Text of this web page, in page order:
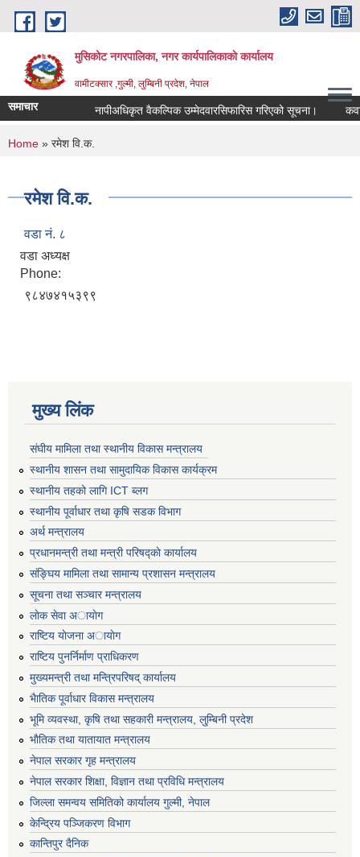
Skip to main content
मुसिकोट नगरपालिका, नगर कार्यपालिकाकाे कार्यालय
वामीटक्सार ,गुल्मी, लुम्बिनी प्रदेश, नेपाल
समाचार नापीअधिकृत वैकल्पिक उम्मेदवारसिफारिस गरिएको सूचना। कवाडी
You are here
Home » रमेश वि.क.
रमेश वि.क.
वडा नं. ८
वडा अध्यक्ष
Phone:
९८४७४१५३९९
मुख्य लिंक
संघीय मामिला तथा स्थानीय विकास मन्त्रालय
स्थानीय शासन तथा सामुदायिक विकास कार्यक्रम
स्थानीय तहको लागि ICT ब्लग
स्थानीय पूर्वाधार तथा कृषि सडक विभाग
अर्थ मन्त्रालय
प्रधानमन्त्री तथा मन्त्री परिषद्काे कार्यालय
संङ्घिय मामिला तथा सामान्य प्रशासन मन्त्रालय
सूचना तथा सञ्चार मन्त्रालय
लाेक सेवा अायाेग
राष्टिय याेजना अायाेग
राष्टिय पुनर्निर्माण प्राधिकरण
मुख्यमन्त्री तथा मन्त्रिपरिषद् कार्यालय
भैातिक पूर्वाधार विकास मन्त्रालय
भूमि व्यवस्था, कृषि तथा सहकारी मन्त्रालय, लु्म्बिनी प्रदेश
भाैतिक तथा यातायात मन्त्रालय
नेपाल सरकार गृह मन्त्रालय
नेपाल सरकार शिक्षा, विज्ञान तथा प्रविधि मन्त्रालय
जिल्ला समन्वय समितिको कार्यालय गुल्मी, नेपाल
केन्द्रिय पञ्जिकरण विभाग
कान्तिपुर दैनिक